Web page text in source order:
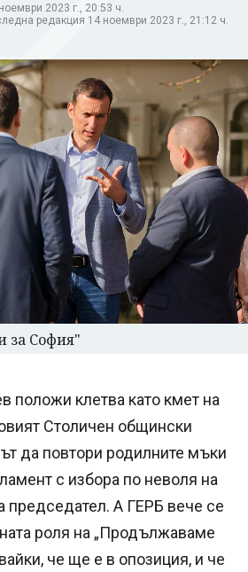
2023 г., 20:53 ч.
редакция 14 ноември 2023 г., 21:12 ч.
за София"
положи клетва като кмет на
Столичен общински
да повтори родилните мъки
с избора по неволя на
А ГЕРБ вече се
роля на „Продължаваме
че ще е в опозиция, и че